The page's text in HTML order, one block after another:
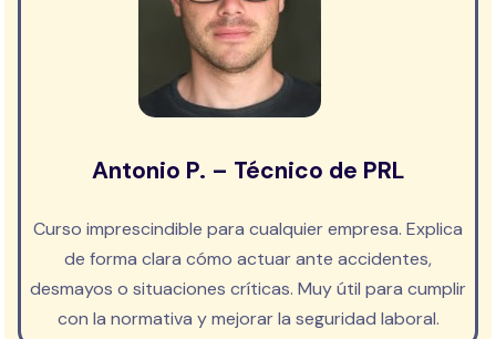
Antonio P. – Técnico de PRL
Curso imprescindible para cualquier empresa. Explica
de forma clara cómo actuar ante accidentes,
desmayos o situaciones críticas. Muy útil para cumplir
con la normativa y mejorar la seguridad laboral.